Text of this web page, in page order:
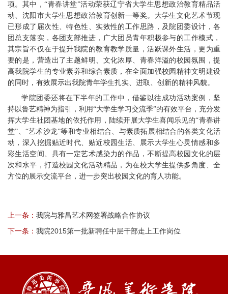
项。其中，“青春讲堂”活动荣获辽宁省大学生思想政治教育精品活
动、沈阳市大学生思想政治教育创新一等奖。大学生文化艺术节现
已形成了届次性、特色性、实效性的工作思路，及院团委设计，各
团总支落实，各团支部推进，广大团员青年积极参与的工作模式，
其宗旨不仅在于提升我院的教育教学质量，活跃课外生活，更为重
要的是，营造出了主题鲜明、文化浓厚、青春洋溢的校园氛围，提
高我院学生的专业素养和综合素质，在全面加强校园精神文明建设
的同时，有效展示出我院青年学生扎实、进取、创新的精神风貌。
学院团委还将在下半年的工作中，借鉴以往成功活动案例，坚
持以鲁艺精神为指引，利用“大学生学习交流季”的有效平台，充分发
挥大学生社团基地的依托作用，陆续开展大学生喜闻乐见的“青春讲
堂”、“艺术沙龙”等和专业相结合、与素质拓展相结合的各类文化活
动，深入挖掘贴近时代、贴近校园生活、展示大学生心灵情感和多
彩生活空间、具有一定艺术感染力的作品，不断提高校园文化的层
次和水平，打造校园文化活动精品，为在校大学生提供多角度、全
方位的展示交流平台，进一步突出校园文化的育人功能。
上一条： 我院与雅昌艺术网签署战略合作协议
下一条： 我院2015第一批新聘任中层干部走上工作岗位